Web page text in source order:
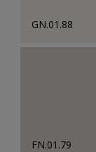
GN.01.88
FN.01.79